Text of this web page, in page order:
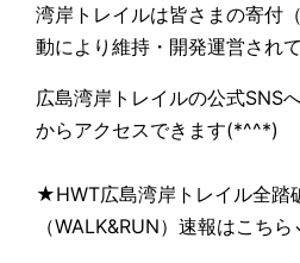
湾岸トレイルは皆さまの寄付
動により維持・開発運営されて
広島湾岸トレイルの公式SNS
からアクセスできます(*^^*)
★HWT広島湾岸トレイル全踏
（WALK&RUN）速報はこち